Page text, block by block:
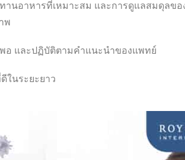
านอาหารที่เหมาะสม และการดูแลสมดุล
พ
อ และปฏิบัติตามคำแนะนำของแพทย์
ในระยะยาว